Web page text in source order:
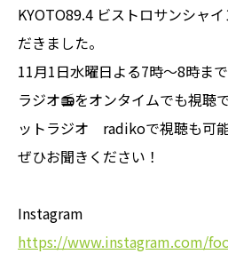
KYOTO89.4 ビストロサンシャ
だきました。
11月1日水曜日よる7時〜8時まで
ラジオ📻をオンタイムでも視聴
ットラジオ radikoで視聴も可能
ぜひお聞きください！
Instagram
https://www.instagram.com/